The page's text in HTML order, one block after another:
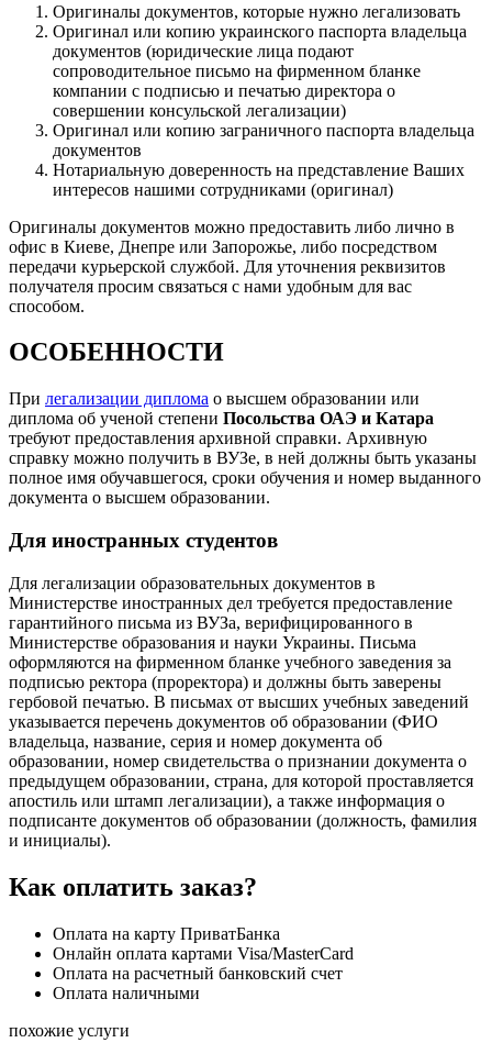
Оригиналы документов, которые нужно легализовать
Оригинал или копию украинского паспорта владельца
документов (юридические лица подают
сопроводительное письмо на фирменном бланке
компании с подписью и печатью директора о
совершении консульской легализации)
Оригинал или копию заграничного паспорта владельца
документов
Нотариальную доверенность на представление Ваших
интересов нашими сотрудниками (оригинал)
Оригиналы документов можно предоставить либо лично в
офис в Киеве, Днепре или Запорожье, либо посредством
передачи курьерской службой. Для уточнения реквизитов
получателя просим связаться с нами удобным для вас
способом.
ОСОБЕННОСТИ
При легализации диплома о высшем образовании или
диплома об ученой степени Посольства ОАЭ и Катара
требуют предоставления архивной справки. Архивную
справку можно получить в ВУЗе, в ней должны быть указаны
полное имя обучавшегося, сроки обучения и номер выданного
документа о высшем образовании.
Для иностранных студентов
Для легализации образовательных документов в
Министерстве иностранных дел требуется предоставление
гарантийного письма из ВУЗа, верифицированного в
Министерстве образования и науки Украины. Письма
оформляются на фирменном бланке учебного заведения за
подписью ректора (проректора) и должны быть заверены
гербовой печатью. В письмах от высших учебных заведений
указывается перечень документов об образовании (ФИО
владельца, название, серия и номер документа об
образовании, номер свидетельства о признании документа о
предыдущем образовании, страна, для которой проставляется
апостиль или штамп легализации), а также информация о
подписанте документов об образовании (должность, фамилия
и инициалы).
Как оплатить заказ?
Оплата на карту ПриватБанка
Онлайн оплата картами Visa/MasterCard
Оплата на расчетный банковский счет
Оплата наличными
похожие услуги